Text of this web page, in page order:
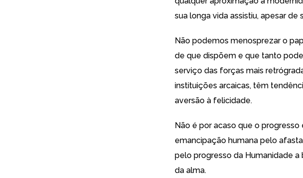
sua longa vida assistiu, apesar
Não podemos menosprezar o
de que dispõem e que tanto
serviço das forças mais
instituições arcaicas, têm
aversão à felicidade.
Não é por acaso que o
emancipação humana pelo
pelo progresso da Humanidade a
da alma.